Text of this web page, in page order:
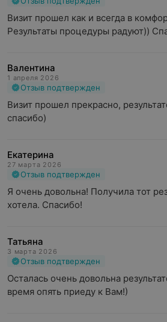
Визит прошел как и всегда в
Результаты процедуры радуют))
Валентина
1 апреля 2026
Отзыв подтвержден
Визит прошел прекрасно,
спасибо)
Екатерина
27 марта 2026
Отзыв подтвержден
Я очень довольна! Получила тот
хотела. Спасибо!
Татьяна
3 марта 2026
Отзыв подтвержден
Осталась очень довольна
время опять приеду к Вам!)